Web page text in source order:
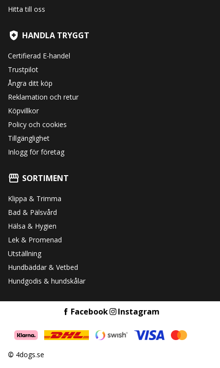
Hitta till oss
HANDLA TRYGGT
Certifierad E-handel
Trustpilot
Ångra ditt köp
Reklamation och retur
Köpvillkor
Policy och cookies
Tillgänglighet
Inlogg för företag
SORTIMENT
Klippa & Trimma
Bad & Pälsvård
Hälsa & Hygien
Lek & Promenad
Utställning
Hundbäddar & Vetbed
Hundgodis & hundskålar
Facebook Instagram
© 4dogs.se